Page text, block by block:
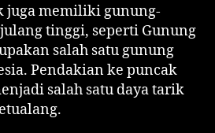
juga memiliki gunung-
tinggi, seperti Gunung
salah satu gunung
Pendakian ke puncak
salah satu daya tarik